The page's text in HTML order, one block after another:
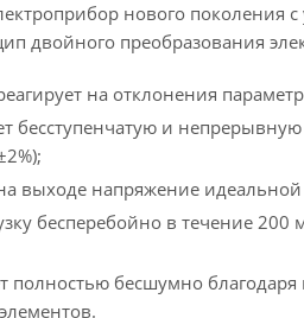
нового
двойного преобразования
на отклонения
бесступенчатую и
выходе напряжение
бесперебойно в течение
полностью бесшумно